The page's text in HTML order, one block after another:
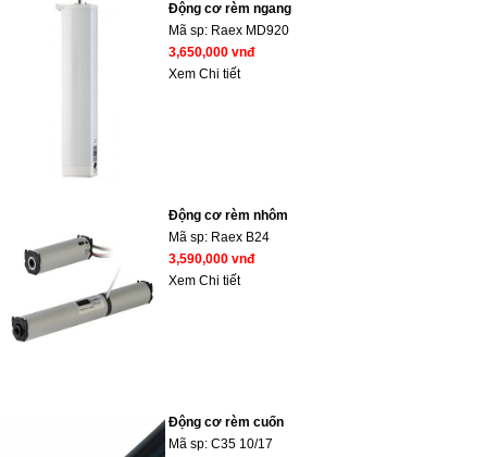
Động cơ rèm ngang
Mã sp: Raex MD920
3,650,000 vnđ
Xem Chi tiết
Động cơ rèm nhôm
Mã sp: Raex B24
3,590,000 vnđ
Xem Chi tiết
Động cơ rèm cuốn
Mã sp: C35 10/17